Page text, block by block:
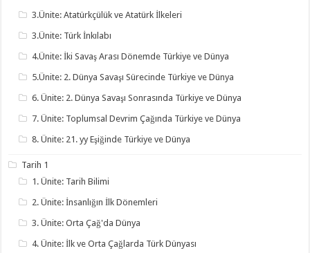
3.Ünite: Atatürkçülük ve Atatürk İlkeleri
3.Ünite: Türk İnkılabı
4.Ünite: İki Savaş Arası Dönemde Türkiye ve Dünya
5.Ünite: 2. Dünya Savaşı Sürecinde Türkiye ve Dünya
6. Ünite: 2. Dünya Savaşı Sonrasında Türkiye ve Dünya
7. Ünite: Toplumsal Devrim Çağında Türkiye ve Dünya
8. Ünite: 21. yy Eşiğinde Türkiye ve Dünya
Tarih 1
1. Ünite: Tarih Bilimi
2. Ünite: İnsanlığın İlk Dönemleri
3. Ünite: Orta Çağ'da Dünya
4. Ünite: İlk ve Orta Çağlarda Türk Dünyası